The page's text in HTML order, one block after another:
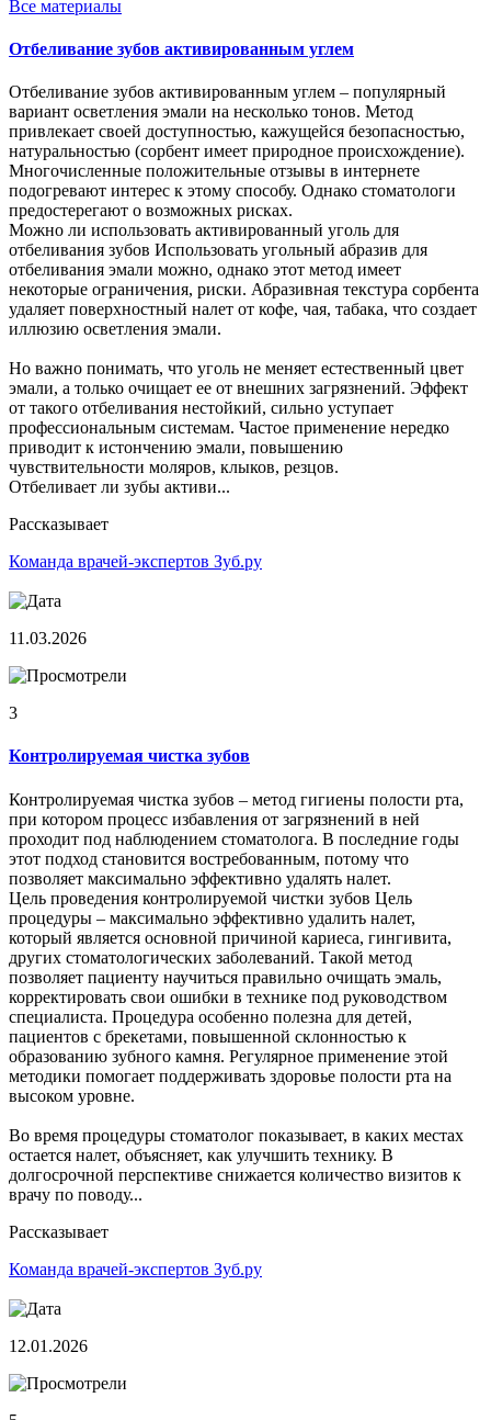
Все материалы
Отбеливание зубов активированным углем
Отбеливание зубов активированным углем – популярный
вариант осветления эмали на несколько тонов. Метод
привлекает своей доступностью, кажущейся безопасностью,
натуральностью (сорбент имеет природное происхождение).
Многочисленные положительные отзывы в интернете
подогревают интерес к этому способу. Однако стоматологи
предостерегают о возможных рисках.
Можно ли использовать активированный уголь для
отбеливания зубов Использовать угольный абразив для
отбеливания эмали можно, однако этот метод имеет
некоторые ограничения, риски. Абразивная текстура сорбента
удаляет поверхностный налет от кофе, чая, табака, что создает
иллюзию осветления эмали.
Но важно понимать, что уголь не меняет естественный цвет
эмали, а только очищает ее от внешних загрязнений. Эффект
от такого отбеливания нестойкий, сильно уступает
профессиональным системам. Частое применение нередко
приводит к истончению эмали, повышению
чувствительности моляров, клыков, резцов.
Отбеливает ли зубы активи...
Рассказывает
Команда врачей-экспертов Зуб.ру
11.03.2026
3
Контролируемая чистка зубов
Контролируемая чистка зубов – метод гигиены полости рта,
при котором процесс избавления от загрязнений в ней
проходит под наблюдением стоматолога. В последние годы
этот подход становится востребованным, потому что
позволяет максимально эффективно удалять налет.
Цель проведения контролируемой чистки зубов Цель
процедуры – максимально эффективно удалить налет,
который является основной причиной кариеса, гингивита,
других стоматологических заболеваний. Такой метод
позволяет пациенту научиться правильно очищать эмаль,
корректировать свои ошибки в технике под руководством
специалиста. Процедура особенно полезна для детей,
пациентов с брекетами, повышенной склонностью к
образованию зубного камня. Регулярное применение этой
методики помогает поддерживать здоровье полости рта на
высоком уровне.
Во время процедуры стоматолог показывает, в каких местах
остается налет, объясняет, как улучшить технику. В
долгосрочной перспективе снижается количество визитов к
врачу по поводу...
Рассказывает
Команда врачей-экспертов Зуб.ру
12.01.2026